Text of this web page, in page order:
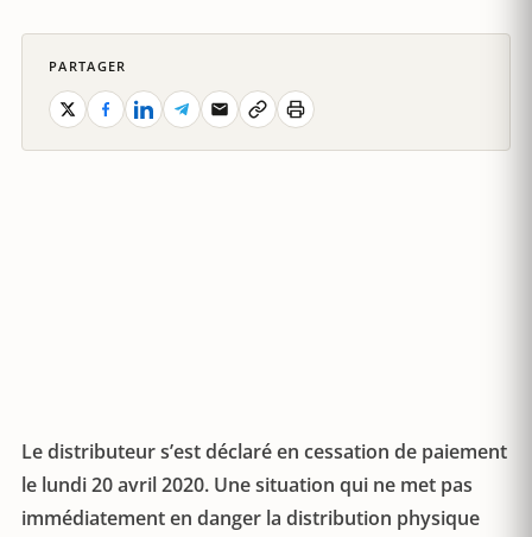
Le distributeur s’est déclaré en cessation de paiement
le lundi 20 avril 2020. Une situation qui ne met pas
immédiatement en danger la distribution physique
PARTAGER